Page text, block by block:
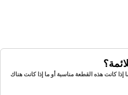
هذه القطعة مناسبة أو ما إذا كانت هناك